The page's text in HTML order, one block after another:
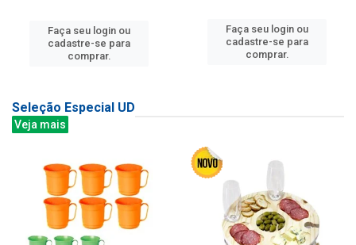
Faça seu login ou
cadastre-se para
comprar.
Faça seu login ou
cadastre-se para
comprar.
Seleção Especial UD
Veja mais